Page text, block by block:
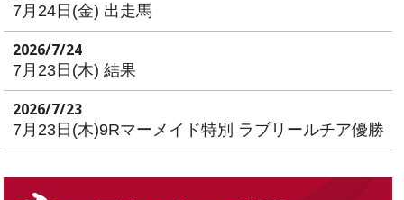
7月24日(金) 出走馬
2026/7/24
7月23日(木) 結果
2026/7/23
7月23日(木)9Rマーメイド特別 ラブリールチア優勝